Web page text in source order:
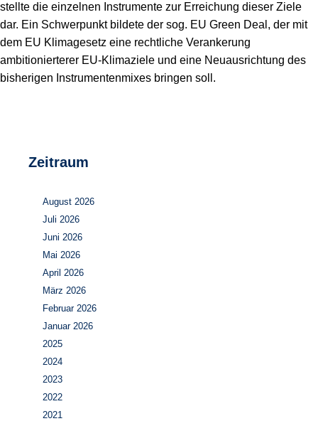
Wärme
Wasserstoff
Newsletter
Infomaterial
Schriften zum Umweltenergierecht
stellte die einzelnen Instrumente zur Erreichung dieser Ziele
dar. Ein Schwerpunkt bildete der sog. EU Green Deal, der mit
dem EU Klimagesetz eine rechtliche Verankerung
ambitionierterer EU-Klimaziele und eine Neuausrichtung des
bisherigen Instrumentenmixes bringen soll.
Zeitraum
August 2026
Juli 2026
Juni 2026
Mai 2026
April 2026
März 2026
Februar 2026
Januar 2026
2025
2024
2023
2022
2021